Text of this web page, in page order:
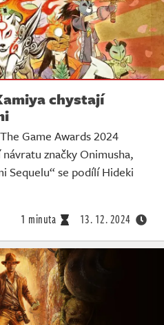
chystají
Game Awards 2024
značky Onimusha,
Sequelu“ se podílí Hideki
1 minuta 13. 12. 2024